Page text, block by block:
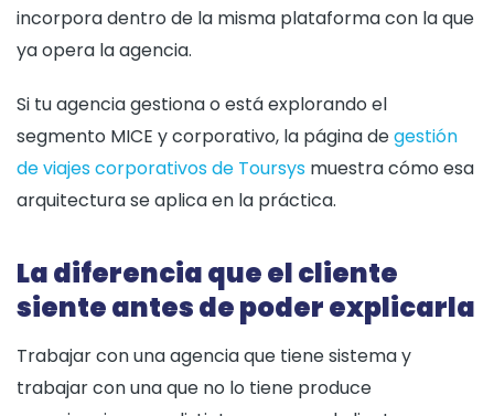
incorpora dentro de la misma plataforma con la que
ya opera la agencia.
Si tu agencia gestiona o está explorando el
segmento MICE y corporativo, la página degestión
de viajes corporativos de Toursys muestra cómo esa
arquitectura se aplica en la práctica.
La diferencia que el cliente
siente antes de poder explicarla
Trabajar con una agencia que tiene sistema y
trabajar con una que no lo tiene produce